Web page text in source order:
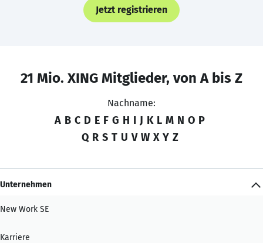
Jetzt registrieren
21 Mio. XING Mitglieder, von A bis Z
Nachname:
A B C D E F G H I J K L M N O P
Q R S T U V W X Y Z
Unternehmen
New Work SE
Karriere